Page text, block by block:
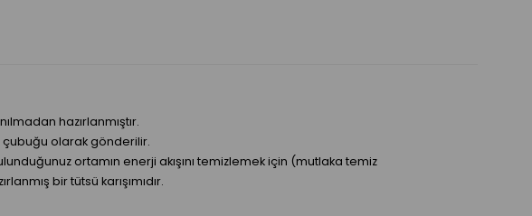
hazırlanmıştır.
çubuğu olarak gönderilir.
ortamın enerji akışını temizlemek için (mutlaka temiz
bir tütsü karışımıdır.